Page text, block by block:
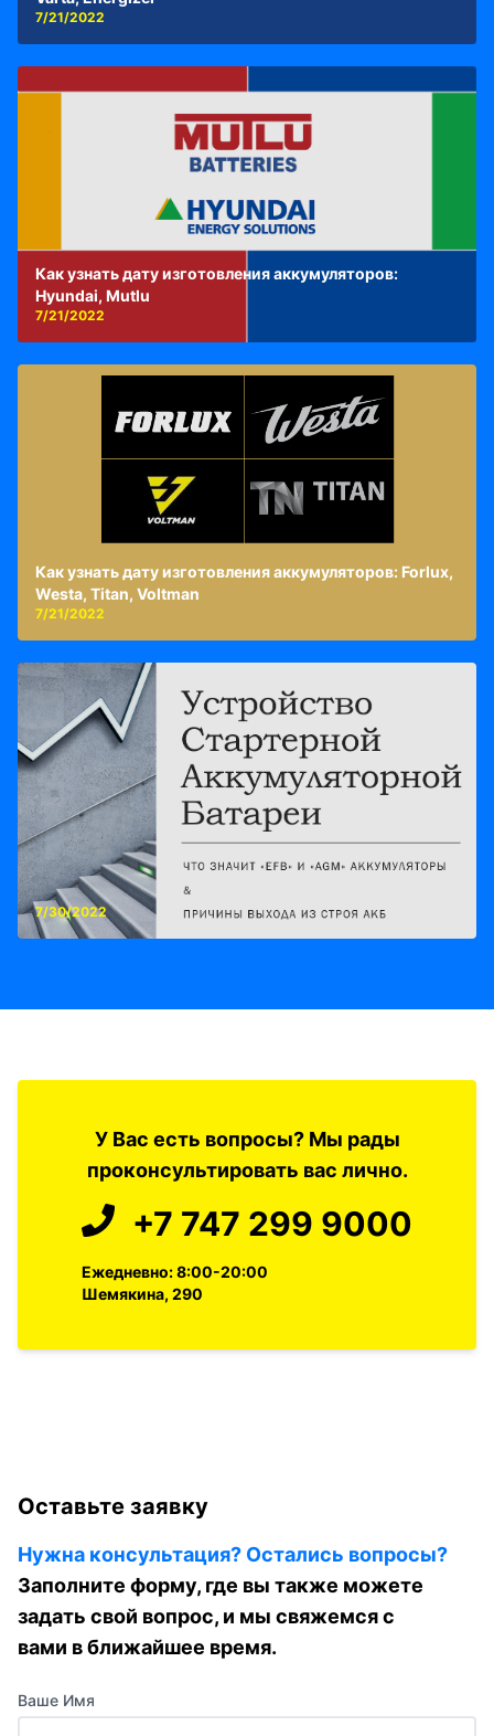
7/21/2022
Как узнать дату изготовления аккумуляторов:
Hyundai, Mutlu
7/21/2022
Как узнать дату изготовления аккумуляторов: Forlux,
Westa, Titan, Voltman
7/21/2022
7/30/2022
У Вас есть вопросы? Мы рады
проконсультировать вас лично.
+7 747 299 9000
Ежедневно: 8:00-20:00
Шемякина, 290
Оставьте заявку
Нужна консультация? Остались вопросы?
Заполните форму, где вы также можете
задать свой вопрос, и мы свяжемся с
вами в ближайшее время.
Ваше Имя